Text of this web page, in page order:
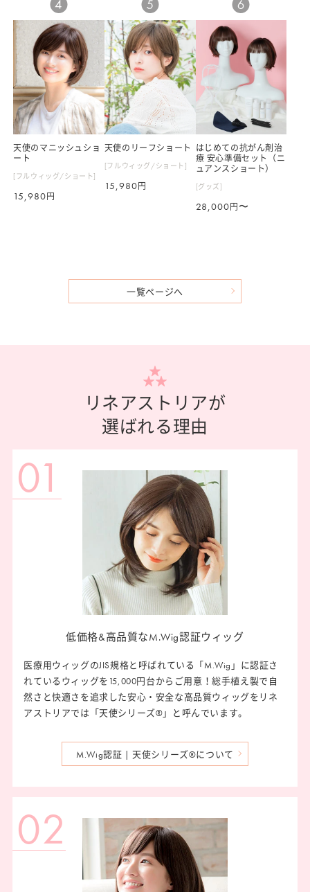
格
格
格
天使のマニッシュショ
ート
[フルウィッグ/ショート]
通
15,980円
天使のリーフショート
[フルウィッグ/ショート]
通
15,980円
はじめての抗がん剤治
療 安心準備セット（ニ
ュアンスショート）
[グッズ]
通
28,000円 〜
一覧ページへ
リネアストリアが
選ばれる理由
01
低価格&高品質なM.Wig認証ウィッグ
医療用ウィッグのJIS規格と呼ばれている「M.Wig」に認証さ
れているウィッグを15,000円台からご用意！総手植え製で自
然さと快適さを追求した安心・安全な高品質ウィッグをリネ
アストリアでは「天使シリーズ®」と呼んでいます。
M.Wig認証 | 天使シリーズ®について
02